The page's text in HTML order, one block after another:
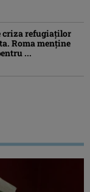
criza refugiaților
Roma menține
...